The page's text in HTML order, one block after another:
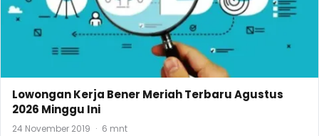
Lowongan Kerja Bener Meriah Terbaru Agustus
2026 Minggu Ini
24 November 2019 · 6 mnt